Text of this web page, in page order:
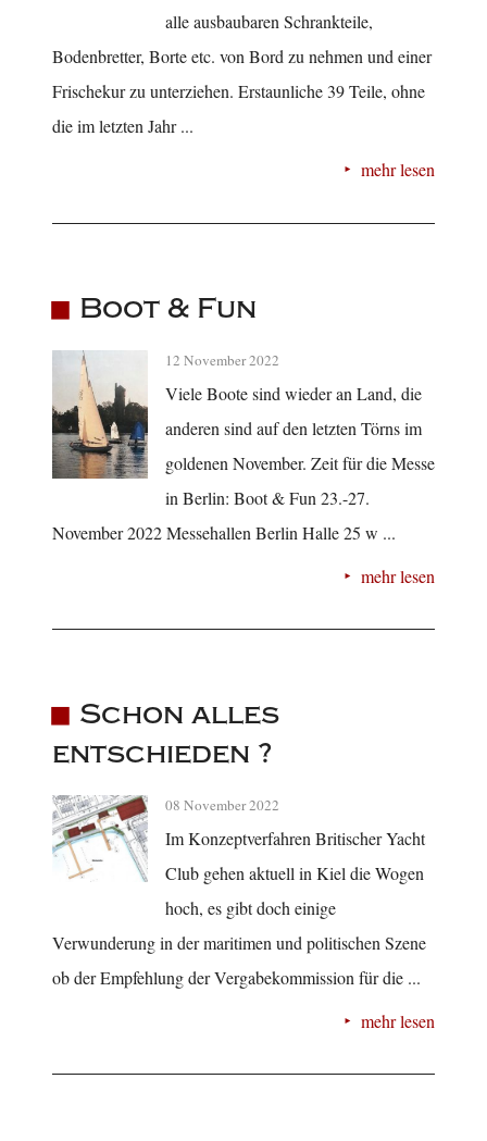
alle ausbaubaren Schrankteile,
Bodenbretter, Borte etc. von Bord zu nehmen und einer
Frischekur zu unterziehen. Erstaunliche 39 Teile, ohne
die im letzten Jahr ...
mehr lesen
Boot & Fun
12 November 2022
Viele Boote sind wieder an Land, die
anderen sind auf den letzten Törns im
goldenen November. Zeit für die Messe
in Berlin: Boot & Fun 23.-27.
November 2022 Messehallen Berlin Halle 25 w ...
mehr lesen
Schon alles
entschieden ?
08 November 2022
Im Konzeptverfahren Britischer Yacht
Club gehen aktuell in Kiel die Wogen
hoch, es gibt doch einige
Verwunderung in der maritimen und politischen Szene
ob der Empfehlung der Vergabekommission für die ...
mehr lesen